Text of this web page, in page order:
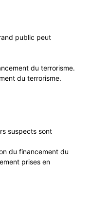
public peut
du terrorisme.
du terrorisme.
suspects sont
du financement du
prises en